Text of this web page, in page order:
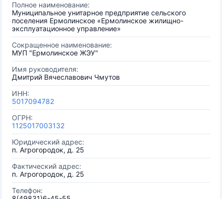
Полное наименование:
Муниципальное унитарное предприятие сельского
поселения Ермолинское «Ермолинское жилищно-
эксплуатационное управление»
Сокращенное наименование:
МУП "Ермолинское ЖЭУ"
Имя руководителя:
Дмитрий Вячеславович Чмутов
ИНН:
5017094782
ОГРН:
1125017003132
Юридический адрес:
п. Агрогородок, д. 25
Фактический адрес:
п. Агрогородок, д. 25
Телефон: